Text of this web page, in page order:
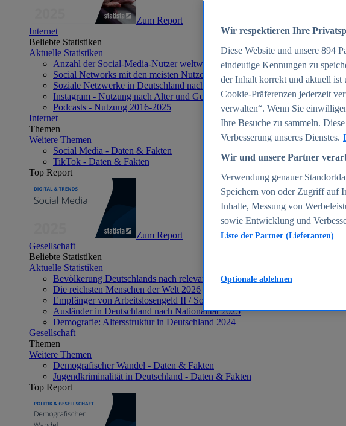
Zum Report
Internet
Beliebte Statistiken
Aktuelle Statistiken
Anzahl der Social-Media-Nutzer weltweit 2012-2025
Social Networks mit den meisten Nutzern weltweit 2025
Soziale Netzwerke in Deutschland nach Generationen 2025
Instagram - Nutzung nach Alter und Geschlecht in Deutschland 2025
Podcasts - Nutzung 2016-2025
Internet
Themen
Weitere Themen
Social Media - Daten & Fakten
TikTok - Daten & Fakten
Top Report
Zum Report
Gesellschaft
Beliebte Statistiken
Aktuelle Statistiken
Bevölkerung Deutschlands nach relevanten Altersgruppen 2024
Die reichsten Menschen der Welt 2026
Empfänger von Arbeitslosengeld II / Sozialgeld / Bürgergeld in Deutschland
Ausländer in Deutschland nach Nationalität 2025
Demografie: Altersstruktur in Deutschland 2024
Gesellschaft
Themen
Weitere Themen
Demografischer Wandel - Daten & Fakten
Jugendkriminalität in Deutschland - Daten & Fakten
Top Report
Wir respektieren Ihre
Diese Website und unsere 894
eindeutige Kennungen zu
der Inhalt korrekt und aktuell ist
Cookie-Präferenzen jederzeit
verwalten“. Wenn Sie
Ihre Besuche zu sammeln.
Verbesserung unseres Dienstes.
Wir und unsere Partner
Verwendung genauer
Speichern von oder Zugriff auf
Inhalte, Messung von
sowie Entwicklung und
Liste der Partner (Lieferanten)
Optionale ablehnen